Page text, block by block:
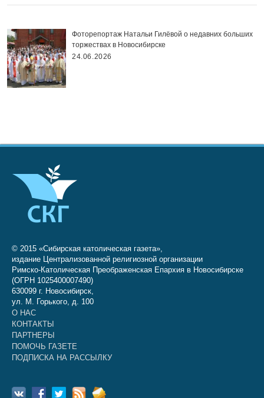
Фоторепортаж Натальи Гилёвой о недавних больших
торжествах в Новосибирске
24.06.2026
© 2015 «Сибирская католическая газета»,
издание Централизованной религиозной организации
Римско-Католическая Преображенская Епархия в Новосибирске
(ОГРН 1025400007490)
630099 г. Новосибирск,
ул. М. Горького, д. 100
О НАС
КОНТАКТЫ
ПАРТНЕРЫ
ПОМОЧЬ ГАЗЕТЕ
ПОДПИСКА НА РАССЫЛКУ